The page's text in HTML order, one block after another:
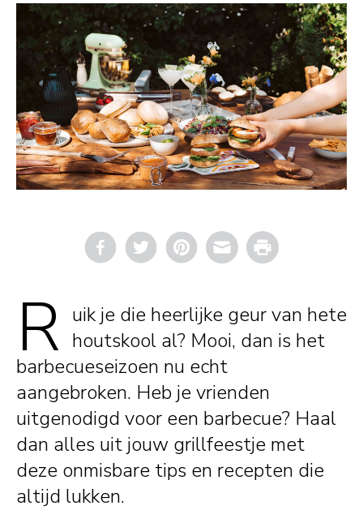
Email Print
R uik je die heerlijke geur van hete
houtskool al? Mooi, dan is het
barbecueseizoen nu echt
aangebroken. Heb je vrienden
uitgenodigd voor een barbecue? Haal
dan alles uit jouw grillfeestje met
deze onmisbare tips en recepten die
altijd lukken.